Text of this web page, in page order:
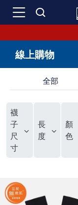
線上購物
全部
襪
子
尺
寸
長
度
顏
色